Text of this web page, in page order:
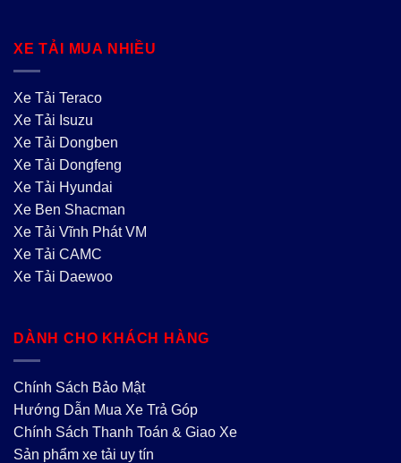
XE TẢI MUA NHIỀU
Xe Tải Teraco
Xe Tải Isuzu
Xe Tải Dongben
Xe Tải Dongfeng
Xe Tải Hyundai
Xe Ben Shacman
Xe Tải Vĩnh Phát VM
Xe Tải CAMC
Xe Tải Daewoo
DÀNH CHO KHÁCH HÀNG
Chính Sách Bảo Mật
Hướng Dẫn Mua Xe Trả Góp
Chính Sách Thanh Toán & Giao Xe
Sản phẩm xe tải uy tín